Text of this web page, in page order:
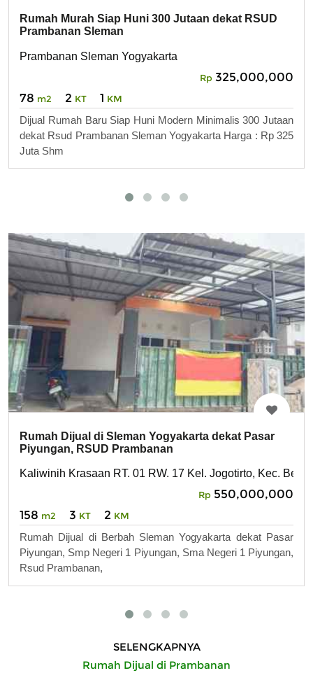
Rumah Murah Siap Huni 300 Jutaan dekat RSUD
Prambanan Sleman
Prambanan Sleman Yogyakarta
Rp 325,000,000
78 m2 2 KT 1 KM
Dijual Rumah Baru Siap Huni Modern Minimalis 300 Jutaan
dekat Rsud Prambanan Sleman Yogyakarta Harga : Rp 325
Juta Shm
Rumah Dijual di Sleman Yogyakarta dekat Pasar
Piyungan, RSUD Prambanan
Kaliwinih Krasaan RT. 01 RW. 17 Kel. Jogotirto, Kec.
Rp 550,000,000
158 m2 3 KT 2 KM
Rumah Dijual di Berbah Sleman Yogyakarta dekat Pasar
Piyungan, Smp Negeri 1 Piyungan, Sma Negeri 1 Piyungan,
Rsud Prambanan,
SELENGKAPNYA
Rumah Dijual di Prambanan